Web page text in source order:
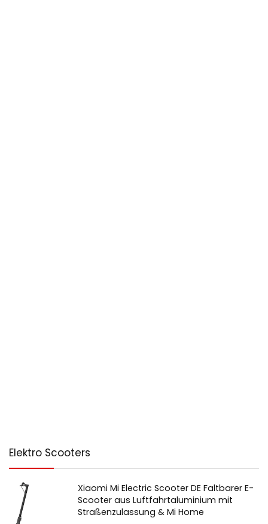
Elektro Scooters
Xiaomi Mi Electric Scooter DE Faltbarer E-
Scooter aus Luftfahrtaluminium mit
Straßenzulassung & Mi Home